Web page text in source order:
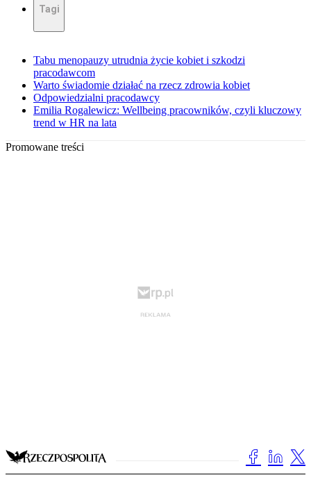
Tagi
Tabu menopauzy utrudnia życie kobiet i szkodzi
pracodawcom
Warto świadomie działać na rzecz zdrowia kobiet
Odpowiedzialni pracodawcy
Emilia Rogalewicz: Wellbeing pracowników, czyli kluczowy
trend w HR na lata
Promowane treści